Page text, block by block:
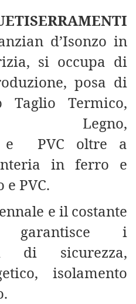
d’Isonzo in
si occupa di
posa di
Taglio Termico,
Legno,
e PVC oltre a
in ferro e
PVC.
e il costante
garantisce i
di sicurezza,
isolamento